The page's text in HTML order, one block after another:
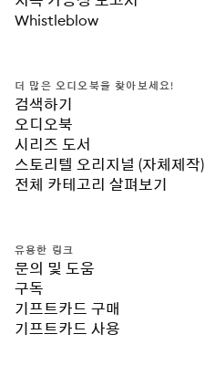
Whistleblow
더 많은 오디오북을 찾아보세요!
검색하기
오디오북
시리즈 도서
스토리텔 오리지널 (자체제작)
전체 카테고리 살펴보기
유용한 링크
문의 및 도움
구독
기프트카드 구매
기프트카드 사용